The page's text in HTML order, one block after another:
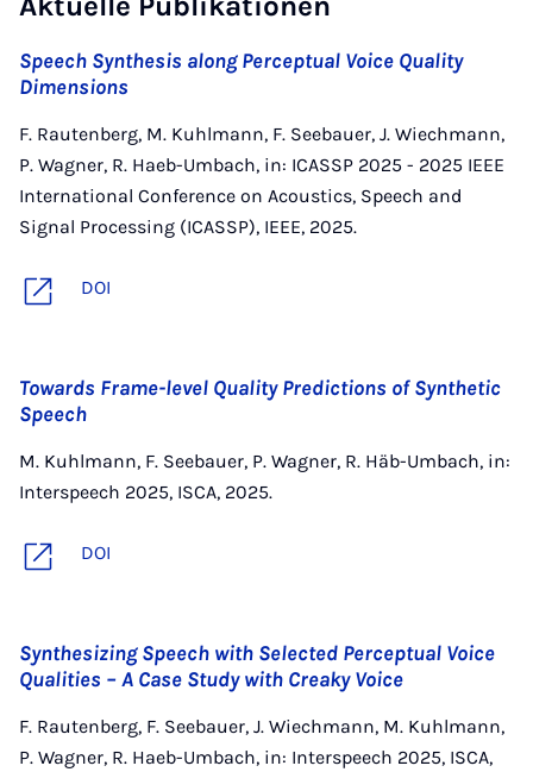
Speech Synthesis along Perceptual Voice Quality
Dimensions
F. Rautenberg, M. Kuhlmann, F. Seebauer, J. Wiechmann,
P. Wagner, R. Haeb-Umbach, in: ICASSP 2025 - 2025 IEEE
International Conference on Acoustics, Speech and
Signal Processing (ICASSP), IEEE, 2025.
DOI
Towards Frame-level Quality Predictions of Synthetic
Speech
M. Kuhlmann, F. Seebauer, P. Wagner, R. Häb-Umbach, in:
Interspeech 2025, ISCA, 2025.
DOI
Synthesizing Speech with Selected Perceptual Voice
Qualities – A Case Study with Creaky Voice
F. Rautenberg, F. Seebauer, J. Wiechmann, M. Kuhlmann,
P. Wagner, R. Haeb-Umbach, in: Interspeech 2025, ISCA,